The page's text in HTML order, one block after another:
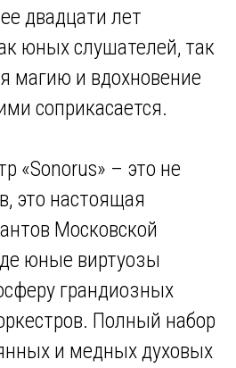
двадцати лет
юных слушателей, так
магию и вдохновение
соприкасается.
«Sonorus» – это не
это настоящая
Московской
юные виртуозы
грандиозных
Полный набор
и медных духовых